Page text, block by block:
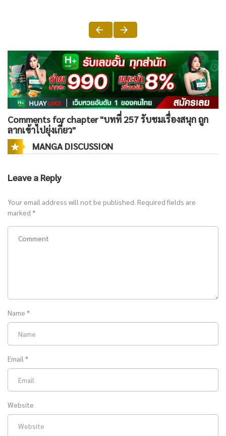
Comments for chapter "บทที่ 257 รับชมเรื่องสนุก ถูก
ลากเข้าไปยุ่งเกี่ยว"
MANGA DISCUSSION
Leave a Reply
Your email address will not be published. Required fields are
marked *
Name *
Email *
Website